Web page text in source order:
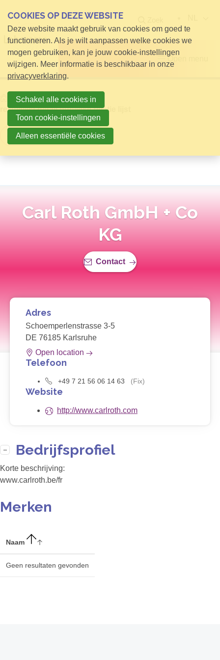
Open menu
HomeInfo voor Bezoekers
relatielijst detail publieke relatie lijst
Terug naar overzicht
Carl Roth GmbH + Co
KG
Contact
Adres
Schoemperlenstrasse 3-5
DE 76185 Karlsruhe
Open location
Telefoon
+49 7 21 56 06 14 63 (Fix)
Website
http://www.carlroth.com
Bedrijfsprofiel
Korte beschrijving:
www.carlroth.be/fr
Merken
Naam
Geen resultaten gevonden
COOKIES OP DEZE WEBSITE
Deze website maakt gebruik van cookies om goed te
functioneren. Als je wilt aanpassen welke cookies we
mogen gebruiken, kan je jouw cookie-instellingen
wijzigen. Meer informatie is beschikbaar in onze
privacyverklaring.
Schakel alle cookies in
Toon cookie-instellingen
Alleen essentiële cookies